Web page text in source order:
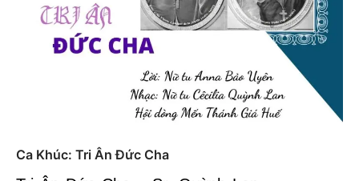
Ca Khúc: Tri Ân Đức Cha